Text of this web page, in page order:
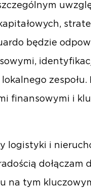
będzie
zespołu.
finansowymi i
logistyki i
dołączam
na tym